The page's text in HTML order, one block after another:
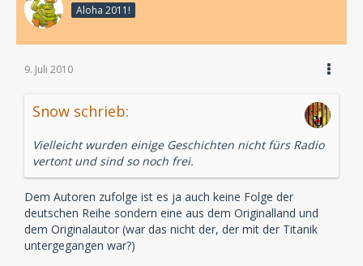
Aloha 2011!
9. Juli 2010
Snow schrieb:
Vielleicht wurden einige Geschichten nicht fürs Radio
vertont und sind so noch frei.
Dem Autoren zufolge ist es ja auch keine Folge der
deutschen Reihe sondern eine aus dem Originalland und
dem Originalautor (war das nicht der, der mit der Titanik
untergegangen war?)